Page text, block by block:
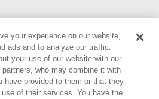
個人情報保護方針
your experience on our website,
ads and to analyze our traffic.
your use of our website with our
who may combine it with
have provided to them or that they
of their services. You have the